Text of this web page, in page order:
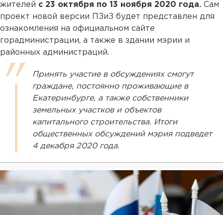
жителей с 23 октября по 13 ноября 2020 года. Сам
проект новой версии ПЗиЗ будет представлен для
ознакомления на официальном сайте
горадминистрации, а также в здании мэрии и
районных администраций.
Принять участие в обсуждениях смогут
граждане, постоянно проживающие в
Екатеринбурге, а также собственники
земельных участков и объектов
капитального строительства. Итоги
общественных обсуждений мэрия подведет
4 декабря 2020 года.